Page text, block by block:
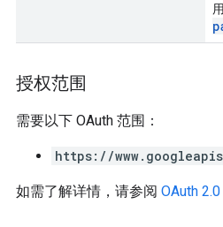
授权范围
需要以下 OAuth 范围：
https://
如需了解详情，请参阅 OAuth